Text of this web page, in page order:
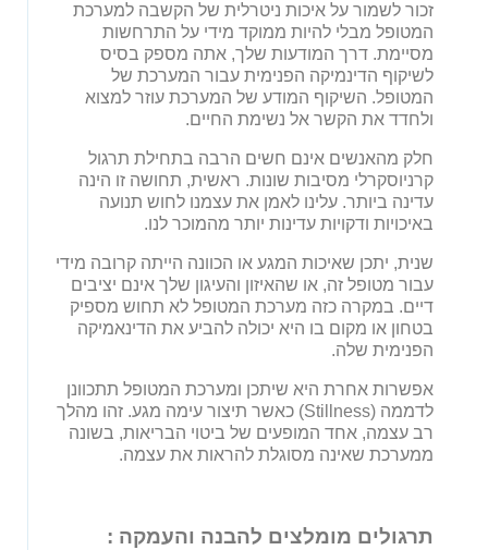
זכור לשמור על איכות ניטרלית של הקשבה למערכת
המטופל מבלי להיות ממוקד מידי על התרחשות
מסיימת. דרך המודעות שלך, אתה מספק בסיס
לשיקוף הדינמיקה הפנימית עבור המערכת של
המטופל. השיקוף המודע של המערכת עוזר למצוא
ולחדד את הקשר אל נשימת החיים.
חלק מהאנשים אינם חשים הרבה בתחילת תרגול
קרניוסקרלי מסיבות שונות. ראשית, תחושה זו הינה
עדינה ביותר. עלינו לאמן את עצמנו לחוש תנועה
באיכויות ודקויות עדינות יותר מהמוכר לנו.
שנית, יתכן שאיכות המגע או הכוונה הייתה קרובה מידי
עבור מטופל זה, או שהאיזון והעיגון שלך אינם יציבים
דיים. במקרה כזה מערכת המטופל לא תחוש מספיק
בטחון או מקום בו היא יכולה להביע את הדינאמיקה
הפנימית שלה.
אפשרות אחרת היא שיתכן ומערכת המטופל תתכוונן
לדממה (Stillness) כאשר תיצור עימה מגע. זהו מהלך
רב עצמה, אחד המופעים של ביטוי הבריאות, בשונה
ממערכת שאינה מסוגלת להראות את עצמה.
תרגולים מומלצים להבנה והעמקה :